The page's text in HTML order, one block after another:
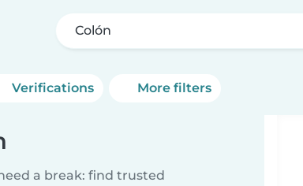
Colón
Verifications More filters
a break: find trusted